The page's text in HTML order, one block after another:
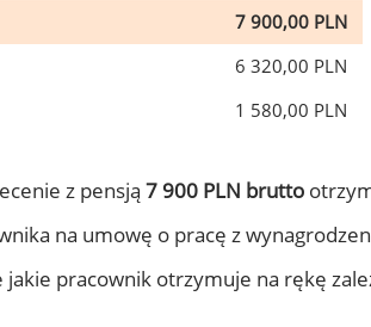
7 900,00 PLN
6 320,00 PLN
1 580,00 PLN
z pensją 7 900 PLN brutto
na umowę o pracę z
pracownik otrzymuje na rękę